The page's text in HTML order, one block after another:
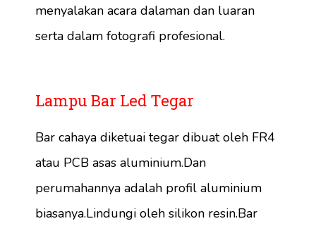
menyalakan acara dalaman dan luaran
serta dalam fotografi profesional.
Lampu Bar Led Tegar
Bar cahaya diketuai tegar dibuat oleh FR4
atau PCB asas aluminium.Dan
perumahannya adalah profil aluminium
biasanya.Lindungi oleh silikon resin.Bar